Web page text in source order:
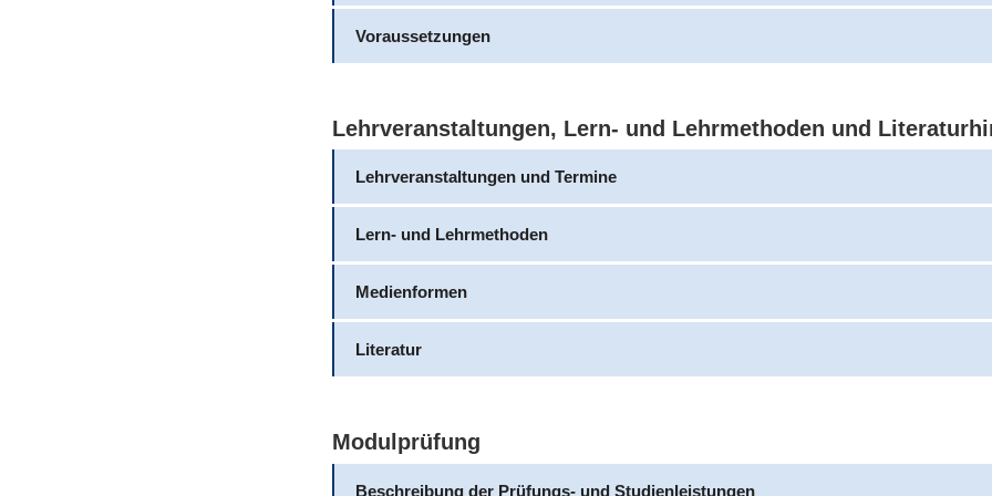
Voraussetzungen
Lehrveranstaltungen, Lern- und Lehrmethoden und
Lehrveranstaltungen und Termine
Lern- und Lehrmethoden
Medienformen
Literatur
Modulprüfung
Beschreibung der Prüfungs- und Studienleistungen